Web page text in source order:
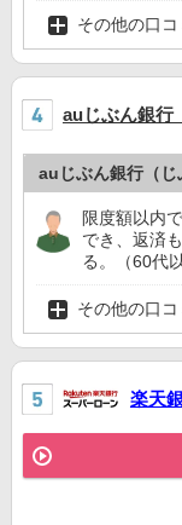
その他の口コ
auじぶん銀行
auじぶん銀行（じ
限度額以内
でき、返済
る。（60代
その他の口コ
楽天